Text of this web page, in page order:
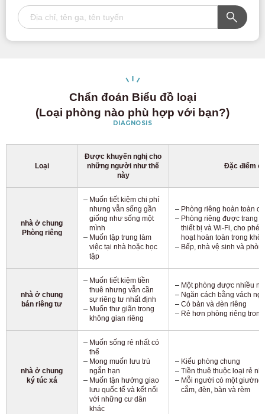
Chẩn đoán Biểu đồ loại
(Loại phòng nào phù hợp với bạn?)
DIAGNOSIS
Loại
Được khuyến nghị cho
những người như thế
này
Đặc điểm
nhà ở chung
Phòng riêng
Muốn tiết kiệm chi phí
nhưng vẫn sống gần
giống như sống một
mình
Muốn tập trung làm
việc tại nhà hoặc học
tập
Phòng riêng hoàn toàn
Phòng riêng được trang
thiết bị và Wi-Fi, cho
hoạt hoàn toàn trong
Bếp, nhà vệ sinh và
nhà ở chung
bán riêng tư
Muốn tiết kiệm tiền
thuê nhưng vẫn cần
sự riêng tư nhất định
Muốn thư giãn trong
không gian riêng
Một phòng được nhiều
Ngăn cách bằng vách
Có bàn và đèn riêng
Rẻ hơn phòng riêng
nhà ở chung
ký túc xá
Muốn sống rẻ nhất có
thể
Mong muốn lưu trú
ngắn hạn
Muốn tận hưởng giao
lưu quốc tế và kết nối
với những cư dân
khác
Kiểu phòng chung
Tiền thuê thuộc loại rẻ
Mỗi người có một giường
cắm, đèn, bàn và rèm